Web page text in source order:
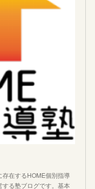
存在するHOME個別指導
る塾ブログです。基本